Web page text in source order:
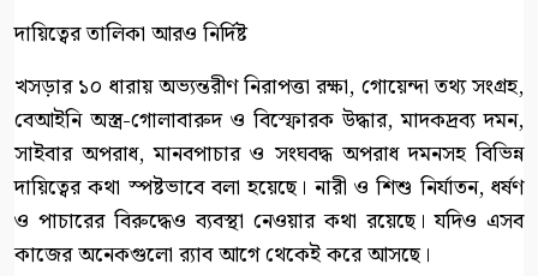
দায়িত্বের তালিকা আরও নির্দিষ্ট
খসড়ার ১০ ধারায় অভ্যন্তরীণ নিরাপত্তা রক্ষা, গোয়েন্দা তথ্য সংগ্রহ,
বেআইনি অস্ত্র-গোলাবারুদ ও বিস্ফোরক উদ্ধার, মাদকদ্রব্য দমন,
সাইবার অপরাধ, মানবপাচার ও সংঘবদ্ধ অপরাধ দমনসহ বিভিন্ন
দায়িত্বের কথা স্পষ্টভাবে বলা হয়েছে। নারী ও শিশু নির্যাতন, ধর্ষণ
ও পাচারের বিরুদ্ধেও ব্যবস্থা নেওয়ার কথা রয়েছে। যদিও এসব
কাজের অনেকগুলো র‍্যাব আগে থেকেই করে আসছে।